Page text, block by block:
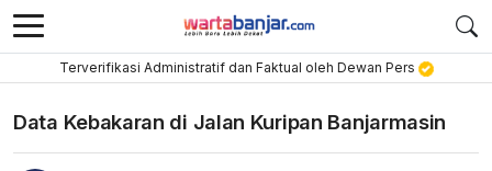
Terverifikasi Administratif dan Faktual oleh Dewan Pers
Data Kebakaran di Jalan Kuripan Banjarmasin